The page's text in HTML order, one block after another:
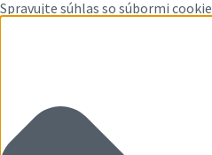
Spravujte súhlas so súbormi cookie